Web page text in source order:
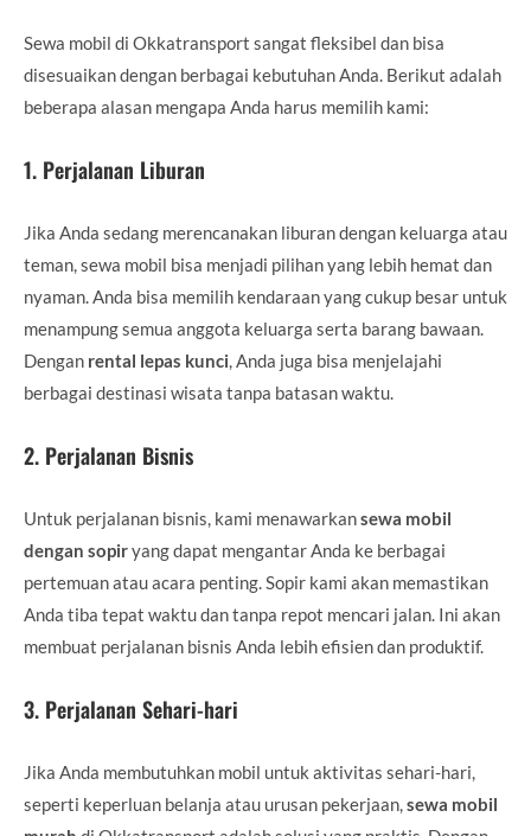
Sewa mobil di Okkatransport sangat fleksibel dan bisa
disesuaikan dengan berbagai kebutuhan Anda. Berikut adalah
beberapa alasan mengapa Anda harus memilih kami:
1. Perjalanan Liburan
Jika Anda sedang merencanakan liburan dengan keluarga atau
teman, sewa mobil bisa menjadi pilihan yang lebih hemat dan
nyaman. Anda bisa memilih kendaraan yang cukup besar untuk
menampung semua anggota keluarga serta barang bawaan.
Dengan rental lepas kunci , Anda juga bisa menjelajahi
berbagai destinasi wisata tanpa batasan waktu.
2. Perjalanan Bisnis
Untuk perjalanan bisnis, kami menawarkansewa mobil
dengan sopiryang dapat mengantar Anda ke berbagai
pertemuan atau acara penting. Sopir kami akan memastikan
Anda tiba tepat waktu dan tanpa repot mencari jalan. Ini akan
membuat perjalanan bisnis Anda lebih efisien dan produktif.
3. Perjalanan Sehari-hari
Jika Anda membutuhkan mobil untuk aktivitas sehari-hari,
seperti keperluan belanja atau urusan pekerjaan, sewa mobil